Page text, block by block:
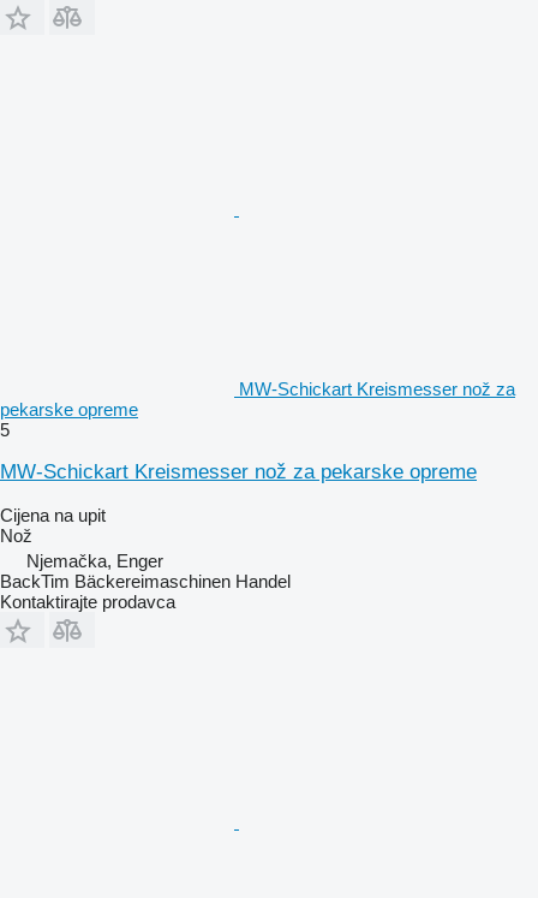
MW-Schickart Kreismesser nož za
pekarske opreme
5
MW-Schickart Kreismesser nož za pekarske opreme
Cijena na upit
Nož
Njemačka, Enger
BackTim Bäckereimaschinen Handel
Kontaktirajte prodavca